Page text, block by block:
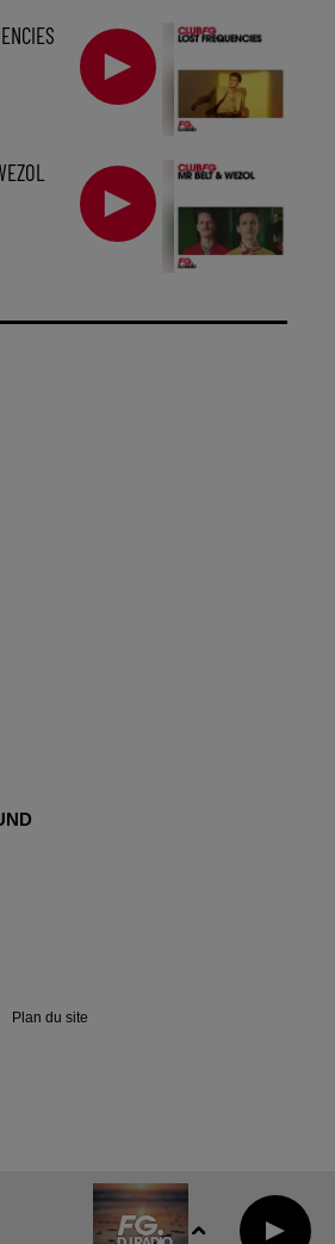
Plan du site